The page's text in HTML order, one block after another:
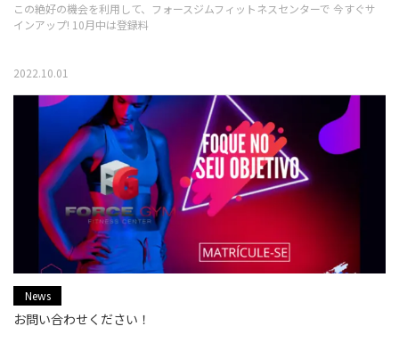
この絶好の機会を利用して、フォースジムフィットネスセンターで 今すぐサ
インアップ! 10月中は登録料
2022.10.01
News
お問い合わせください！